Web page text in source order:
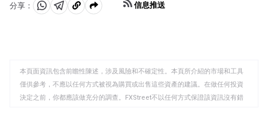
分享：
分 分 複
板
信息推送
本頁面資訊包含前瞻性陳述，涉及風險和不確定性。本頁所介紹的市場和工具
僅供參考，不應以任何方式被視為購買或出售這些資產的建議。在做任何投資
決定之前，你都應該做充分的調查。FXStreet不以任何方式保證該資訊沒有錯